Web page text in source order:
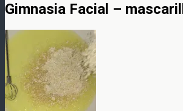
Gimnasia Facial –